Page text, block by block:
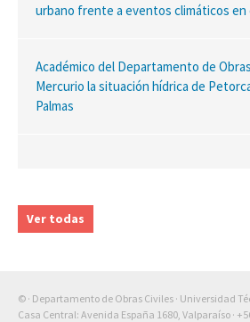
urbano frente a eventos climáticos en
Académico del Departamento de
Mercurio la situación hídrica de
Palmas
Ver todas
© · Departamento de Obras Civiles · Universidad
Casa Central: Avenida España 1680, Valparaíso ·